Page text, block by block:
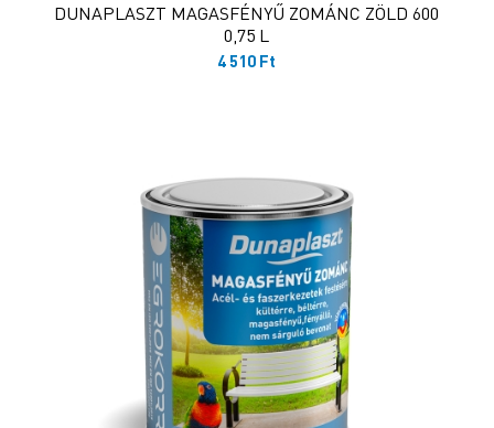
DUNAPLASZT MAGASFÉNYŰ ZOMÁNC ZÖLD 600
0,75 L
4 510 Ft